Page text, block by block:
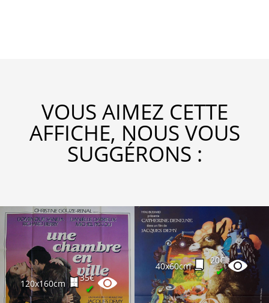
VOUS AIMEZ CETTE
AFFICHE, NOUS VOUS
SUGGÉRONS :
120x160cm
35€
✔
40x60cm
20€
✔